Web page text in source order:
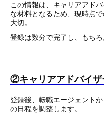
この情報は、キャリアアド
な材料となるため、現時点
大切。
登録は数分で完了し、もちろ
②キャリアアドバ
登録後、転職エージェント
の日程を調整します。